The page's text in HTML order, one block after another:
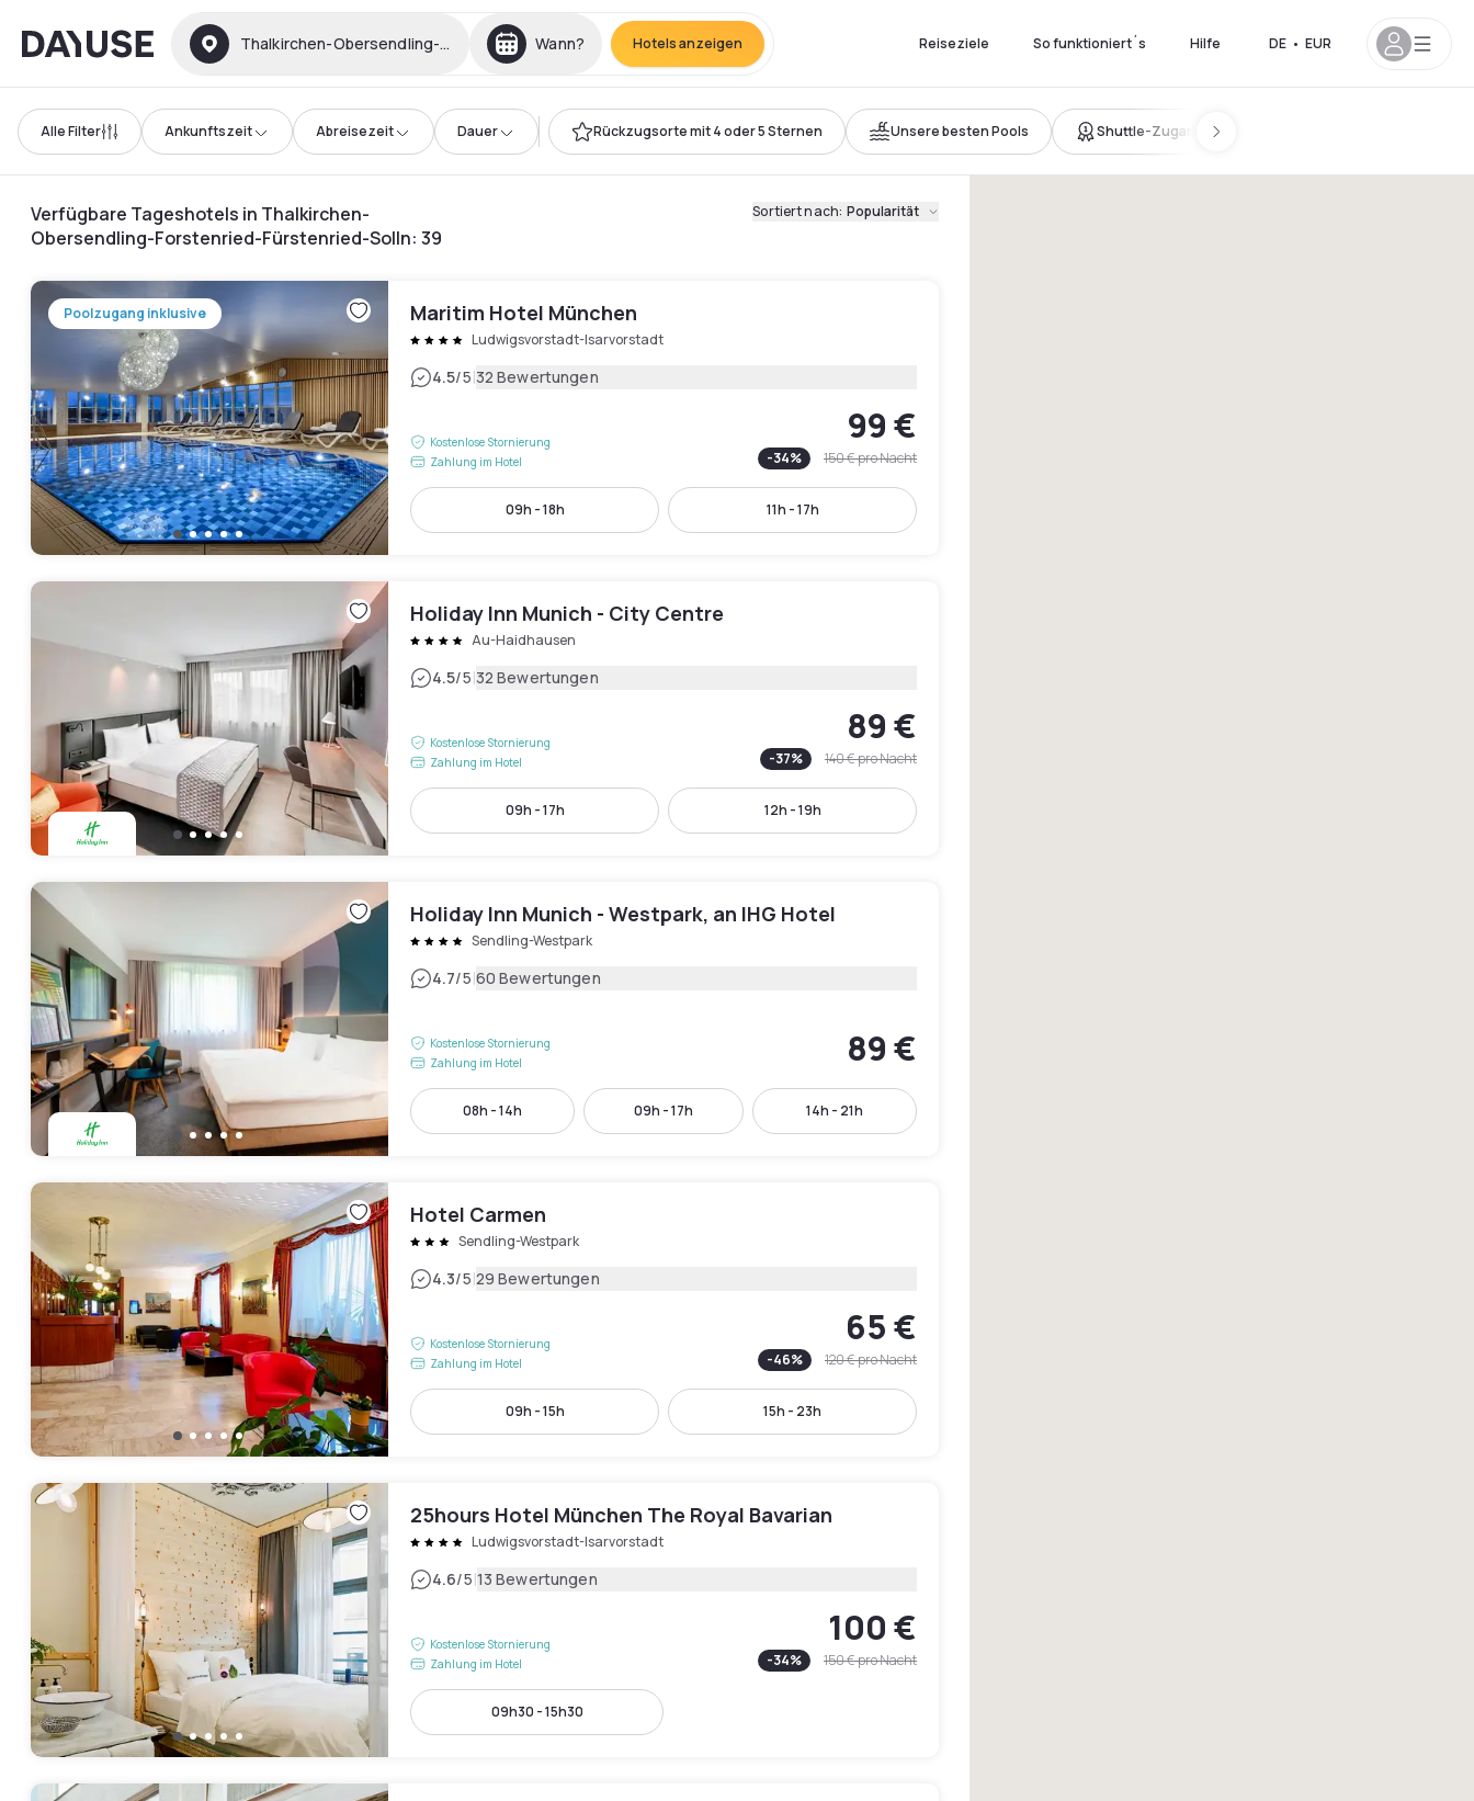
Dayuse Thalkirchen-Obersendling-Forstenried-Fürstenried-Solln
Wann? Hotels anzeigen Reiseziele So funktioniert´s Hilfe DE • EUR
Alle Filter Ankunftszeit Abreisezeit Dauer Rückzugsorte mit 4 oder 5 Sternen Unsere besten Pools Shuttle-Zugang
Verfügbare Tageshotels in Thalkirchen-
Obersendling-Forstenried-Fürstenried-Solln: 39
Sortiert nach: Popularität
Poolzugang inklusive Maritim Hotel München
Ludwigsvorstadt-Isarvorstadt
4.5/5|32 Bewertungen
Kostenlose Stornierung
Zahlung im Hotel
99 €
-34% 150 €pro Nacht
09h - 18h 11h - 17h
Holiday Inn Munich - City Centre
Au-Haidhausen
4.5/5|32 Bewertungen
Kostenlose Stornierung
Zahlung im Hotel
89 €
-37% 140 €pro Nacht
09h - 17h 12h - 19h
Holiday Inn Munich - Westpark, an IHG Hotel
Sendling-Westpark
4.7/5|60 Bewertungen
Kostenlose Stornierung
Zahlung im Hotel
89 €
08h - 14h 09h - 17h 14h - 21h
Hotel Carmen
Sendling-Westpark
4.3/5|29 Bewertungen
Kostenlose Stornierung
Zahlung im Hotel
65 €
-46% 120 €pro Nacht
09h - 15h 15h - 23h
25hours Hotel München The Royal Bavarian
Ludwigsvorstadt-Isarvorstadt
4.6/5|13 Bewertungen
Kostenlose Stornierung
Zahlung im Hotel
100 €
-34% 150 €pro Nacht
09h30 - 15h30